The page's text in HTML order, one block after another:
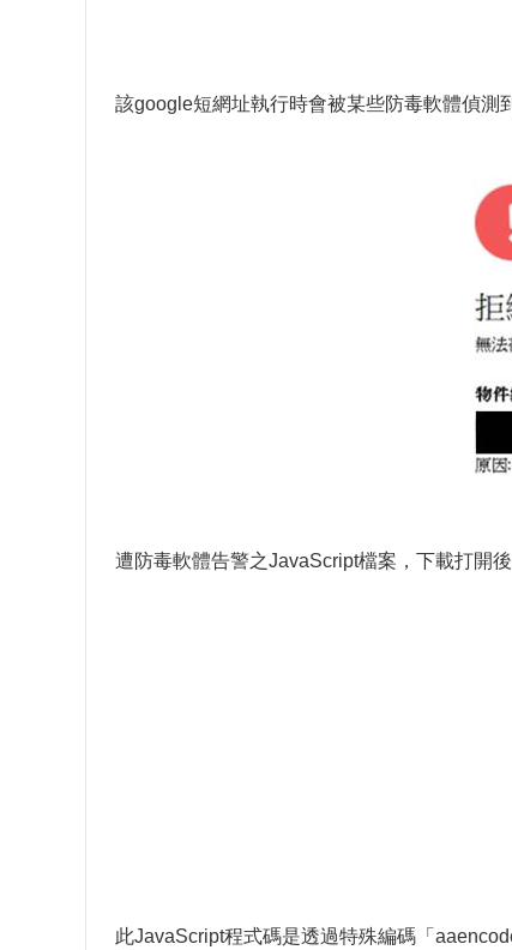
該google短網址執行時會被某些防毒軟體偵測
遭防毒軟體告警之JavaScript檔案，下載打開
此JavaScript程式碼是透過特殊編碼「